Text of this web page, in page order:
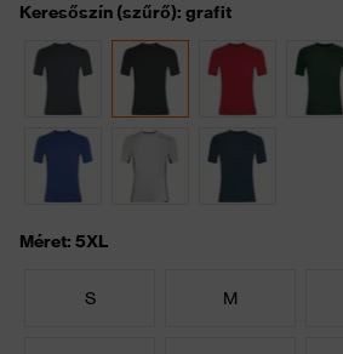
Keresőszín (szűrő): grafit
Méret: 5XL
S M